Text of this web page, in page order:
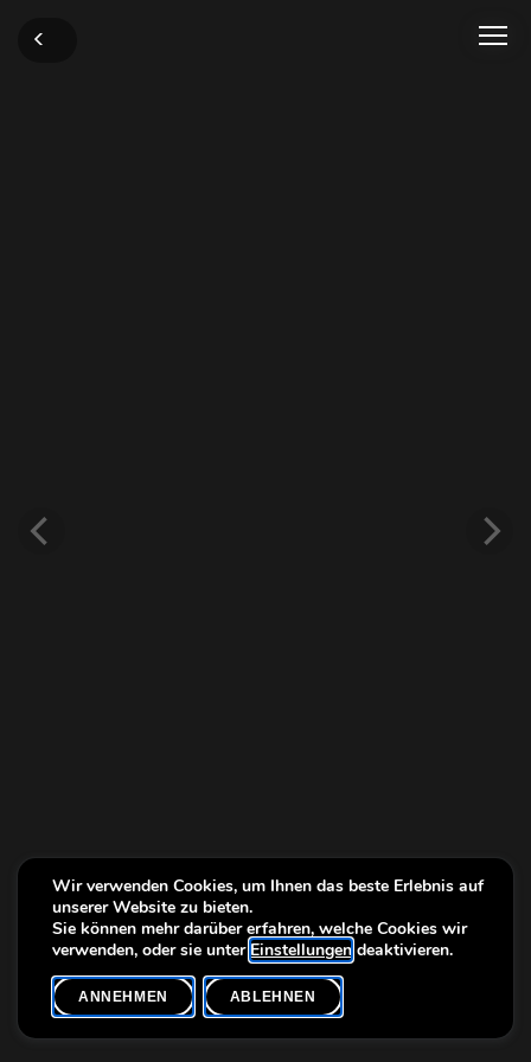
Wir verwenden Cookies, um Ihnen das beste Erlebnis auf
unserer Website zu bieten.
Sie können mehr darüber erfahren, welche Cookies wir
verwenden, oder sie unter Einstellungen deaktivieren.
ANNEHMEN ABLEHNEN